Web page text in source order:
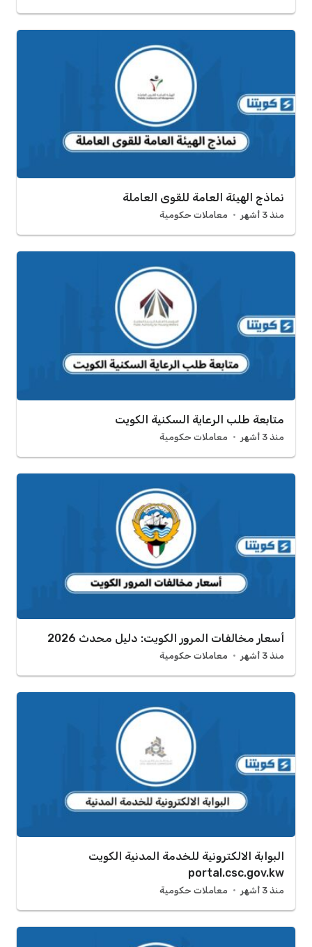
نماذج الهيئة العامة للقوى العاملة
منذ 3 أشهر معاملات حكومية
متابعة طلب الرعاية السكنية الكويت
منذ 3 أشهر معاملات حكومية
أسعار مخالفات المرور الكويت: دليل محدث 2026
منذ 3 أشهر معاملات حكومية
البوابة الالكترونية للخدمة المدنية الكويت
portal.csc.gov.kw
منذ 3 أشهر معاملات حكومية